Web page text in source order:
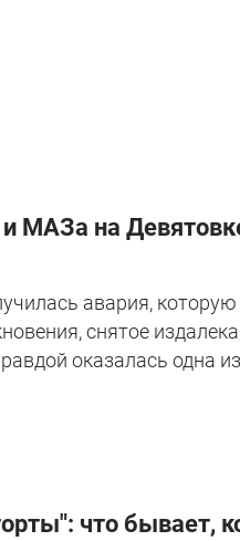
МАЗа на
авария,
снятое
оказалась одна
что бывает,